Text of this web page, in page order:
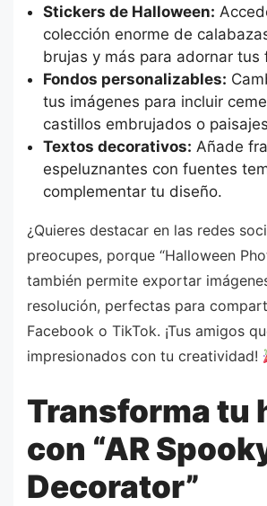
Stickers de Halloween:
colección enorme de
brujas y más para adornar tus
Fondos personalizables:
tus imágenes para incluir
castillos embrujados o
Textos decorativos: Añade
espeluznantes con fuentes
complementar tu diseño.
¿Quieres destacar en las redes
preocupes, porque “Halloween
también permite exportar
resolución, perfectas para
Facebook o TikTok. ¡Tus amigos
impresionados con tu creatividad!
Transforma tu
con “AR
Decorator”